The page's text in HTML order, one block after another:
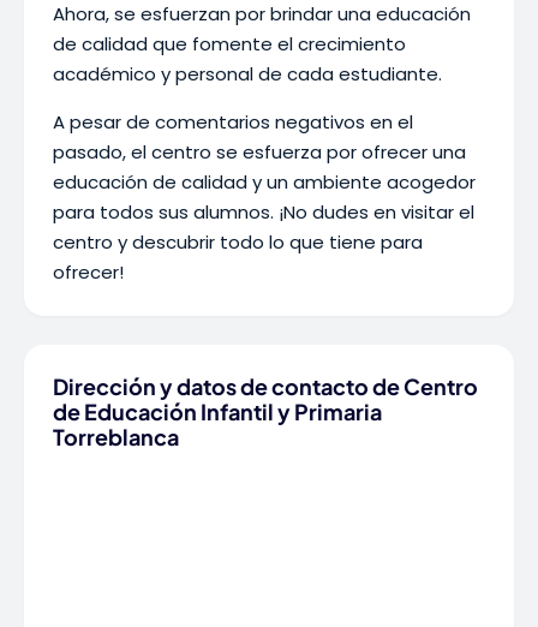
Ahora, se esfuerzan por brindar una educación
de calidad que fomente el crecimiento
académico y personal de cada estudiante.
A pesar de comentarios negativos en el
pasado, el centro se esfuerza por ofrecer una
educación de calidad y un ambiente acogedor
para todos sus alumnos. ¡No dudes en visitar el
centro y descubrir todo lo que tiene para
ofrecer!
Dirección y datos de contacto de Centro
de Educación Infantil y Primaria
Torreblanca